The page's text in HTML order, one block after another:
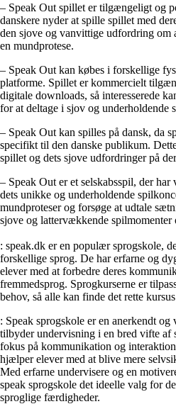
– Speak Out spillet er tilgængeligt og
danskere nyder at spille spillet med
den sjove og vanvittige udfordring om
en mundprotese.
– Speak Out kan købes i forskellige
platforme. Spillet er kommercielt
digitale downloads, så interesserede
for at deltage i sjov og underholdende
– Speak Out kan spilles på dansk, da
specifikt til den danske publikum.
spillet og dets sjove udfordringer på
– Speak Out er et selskabsspil, der
dets unikke og underholdende
mundproteser og forsøge at udtale
sjove og lattervækkende spilmomenter
: speak.dk er en populær sprogskole,
forskellige sprog. De har erfarne og
elever med at forbedre deres
fremmedsprog. Sprogkurserne er
behov, så alle kan finde det rette
: Speak sprogskole er en anerkendt
tilbyder undervisning i en bred vifte af
fokus på kommunikation og
hjælper elever med at blive mere
Med erfarne undervisere og en
speak sprogskole det ideelle valg for
sproglige færdigheder.